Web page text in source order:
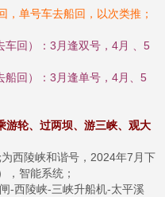
单号车去船回，以次类推；
车回）：3月逢双号，4月 、5
船回）：3月逢单号，4月、5
游轮、过两坝、游三峡、观大
西陵峡和谐号，2024年7月下
，智能系统；
-西陵峡-三峡升船机-太平溪